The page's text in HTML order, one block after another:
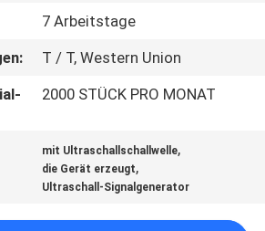
7 Arbeitstage
T / T, Western Union
2000 STÜCK PRO MONAT
mit Ultraschallschallwelle,
die Gerät erzeugt,
Ultraschall-Signalgenerator